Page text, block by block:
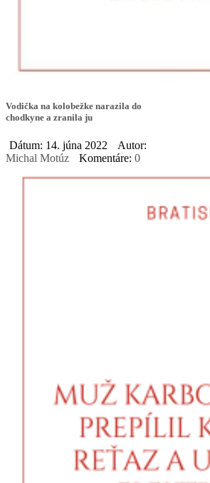
Vodička na kolobežke narazila do
chodkyne a zranila ju
Dátum: 14. júna 2022
Autor:
Michal Motúz
Komentáre: 0